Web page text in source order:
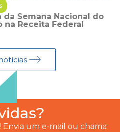
da Semana Nacional do
Receita Federal
Envia um e-mail ou chama